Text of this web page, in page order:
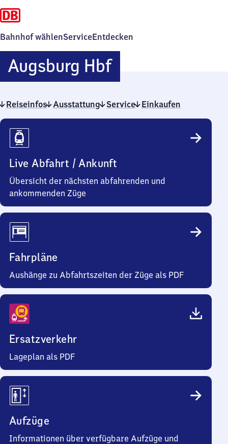
Bahnhof wählenServiceEntdecken
Augsburg HbfAugsburg
Hauptbahnhof
Reiseinfos Ausstattung Service Einkaufen
Reiseinfos
Live Abfahrt / Ankunft
Übersicht der nächsten abfahrenden und
ankommenden Züge
Fahrpläne
Aushänge zu Abfahrtszeiten der Züge als PDF
Ersatzverkehr
Lageplan als PDF
Aufzüge
Informationen über verfügbare Aufzüge und